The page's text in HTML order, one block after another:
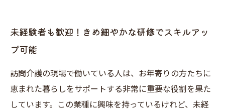
未経験者も歓迎！きめ細やかな研修でスキルアッ
プ可能
訪問介護の現場で働いている人は、お年寄りの方たちに
恵まれた暮らしをサポートする非常に重要な役割を果た
しています。この業種に興味を持っているけれど、未経